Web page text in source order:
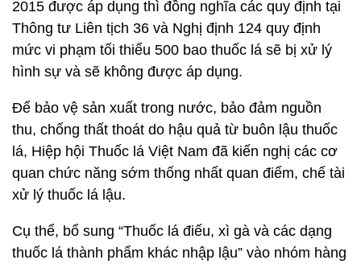
2015 được áp dụng thì đồng nghĩa các quy định tại
Thông tư Liên tịch 36 và Nghị định 124 quy định
mức vi phạm tối thiểu 500 bao thuốc lá sẽ bị xử lý
hình sự và sẽ không được áp dụng.
Để bảo vệ sản xuất trong nước, bảo đảm nguồn
thu, chống thất thoát do hậu quả từ buôn lậu thuốc
lá, Hiệp hội Thuốc lá Việt Nam đã kiến nghị các cơ
quan chức năng sớm thống nhất quan điểm, chế tài
xử lý thuốc lá lậu.
Cụ thể, bổ sung “Thuốc lá điếu, xì gà và các dạng
thuốc lá thành phẩm khác nhập lậu” vào nhóm hàng